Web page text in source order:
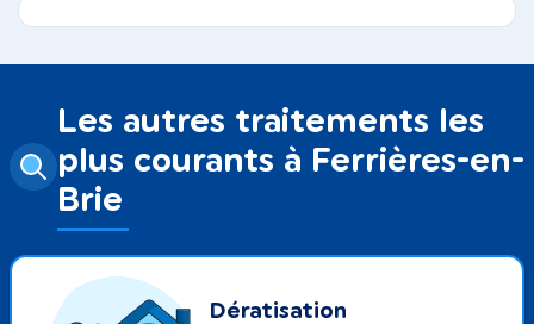
Les autres traitements les
plus courants à Ferrières-en-
Brie
Dératisation